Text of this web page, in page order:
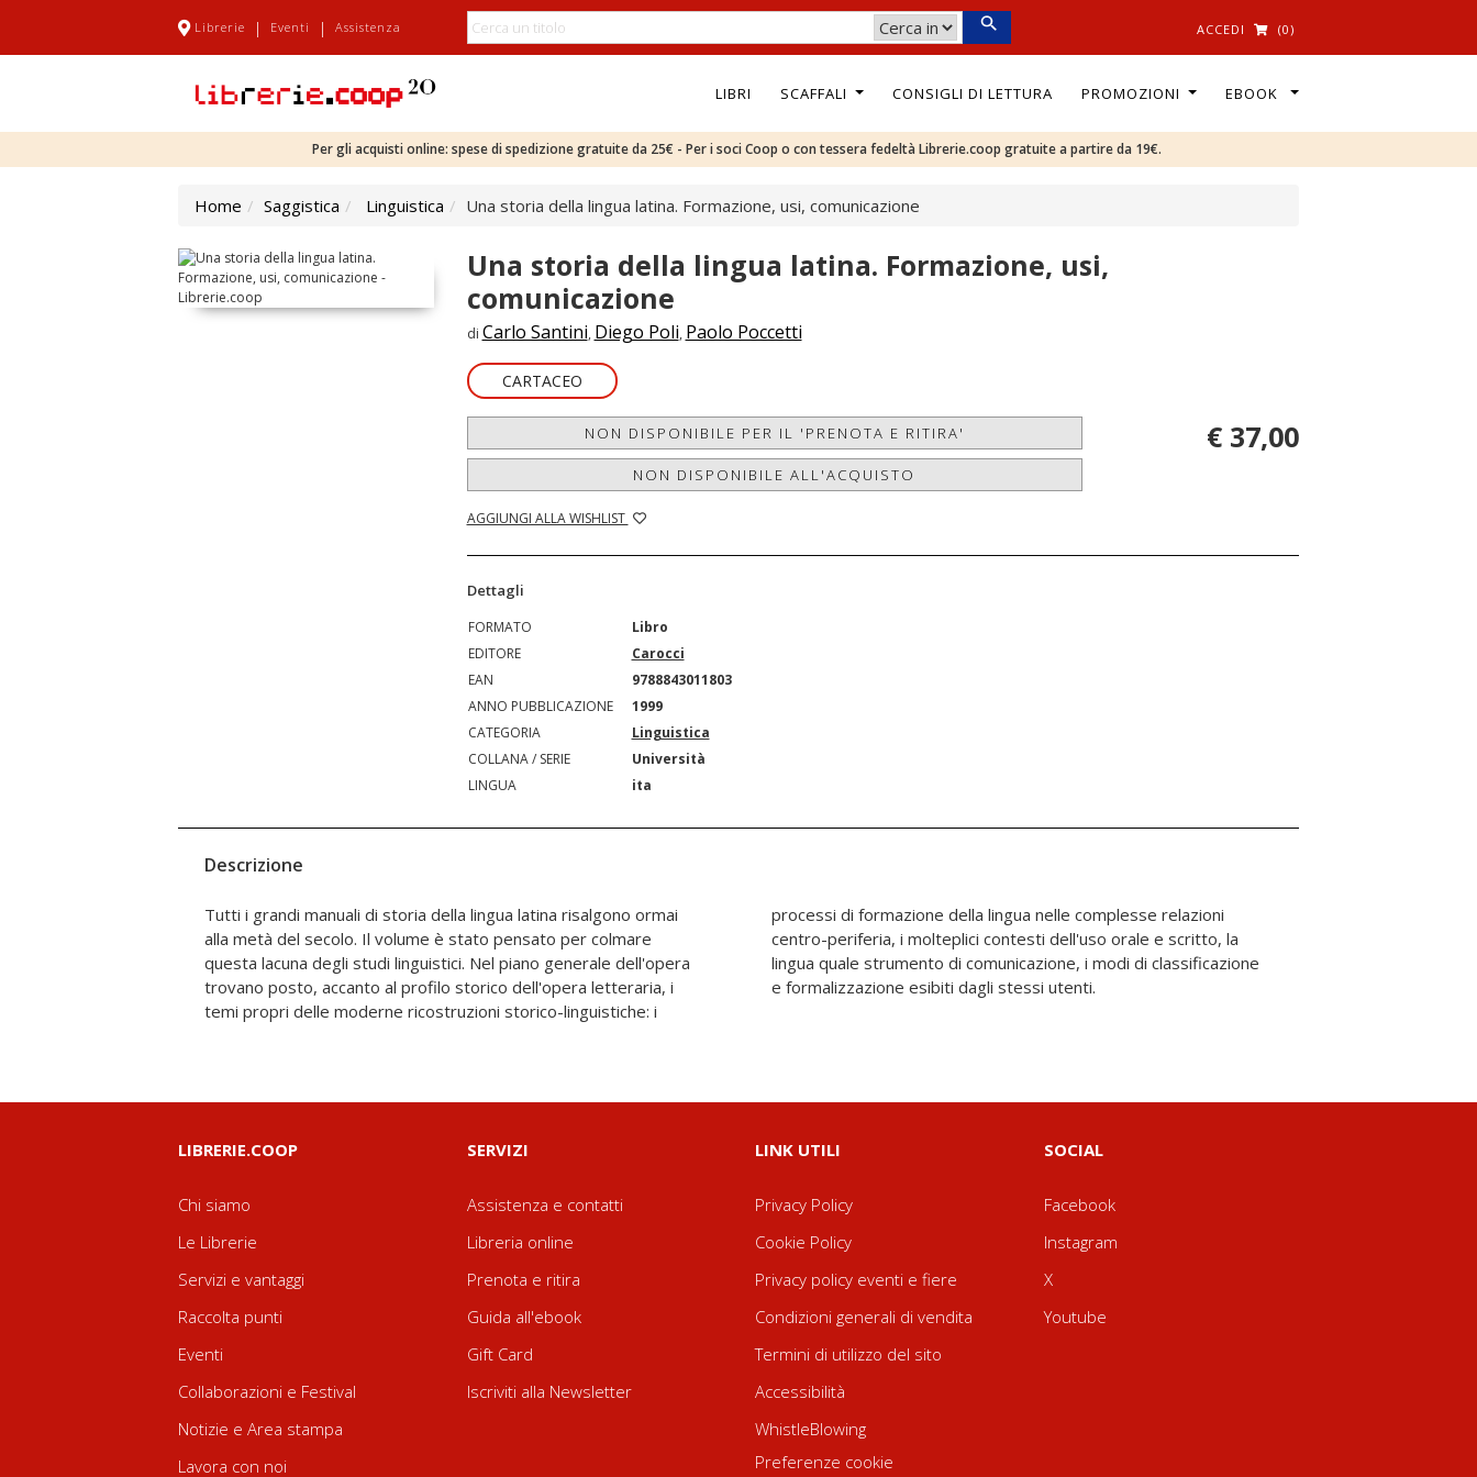
Librerie | Eventi | Assistenza ACCEDI (0)
LIBRI SCAFFALI CONSIGLI DI LETTURA PROMOZIONI EBOOK
Per gli acquisti online: spese di spedizione gratuite da 25€ - Per i soci Coop o con tessera fedeltà Librerie.coop gratuite a partire da 19€.
Home Saggistica Linguistica Una storia della lingua latina. Formazione, usi, comunicazione
Una storia della lingua latina. Formazione, usi,
comunicazione
di Carlo Santini, Diego Poli, Paolo Poccetti
CARTACEO
NON DISPONIBILE PER IL 'PRENOTA E RITIRA'
NON DISPONIBILE ALL'ACQUISTO
AGGIUNGI ALLA WISHLIST
€ 37,00
Dettagli
FORMATO
Libro
EDITORE
Carocci
EAN
9788843011803
ANNO PUBBLICAZIONE
1999
CATEGORIA
Linguistica
COLLANA / SERIE
Università
LINGUA
ita
Descrizione
Tutti i grandi manuali di storia della lingua latina risalgono ormai
alla metà del secolo. Il volume è stato pensato per colmare
questa lacuna degli studi linguistici. Nel piano generale dell'opera
trovano posto, accanto al profilo storico dell'opera letteraria, i
temi propri delle moderne ricostruzioni storico-linguistiche: i
processi di formazione della lingua nelle complesse relazioni
centro-periferia, i molteplici contesti dell'uso orale e scritto, la
lingua quale strumento di comunicazione, i modi di classificazione
e formalizzazione esibiti dagli stessi utenti.
LIBRERIE.COOP
Chi siamo
Le Librerie
Servizi e vantaggi
Raccolta punti
Eventi
Collaborazioni e Festival
Notizie e Area stampa
Lavora con noi
SERVIZI
Assistenza e contatti
Libreria online
Prenota e ritira
Guida all'ebook
Gift Card
Iscriviti alla Newsletter
LINK UTILI
Privacy Policy
Cookie Policy
Privacy policy eventi e fiere
Condizioni generali di vendita
Termini di utilizzo del sito
Accessibilità
WhistleBlowing
Preferenze cookie
SOCIAL
Facebook
Instagram
X
Youtube